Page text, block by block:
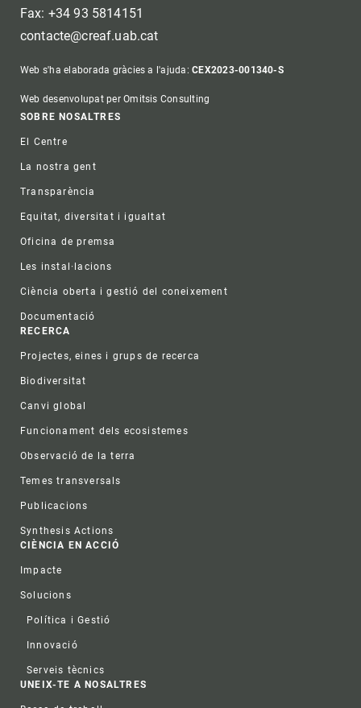
Fax: +34 93 5814151
contacte@creaf.uab.cat
Web s'ha elaborada gràcies a l'ajuda:CEX2023-001340-S
Web desenvolupat per Omitsis Consulting
Footer
SOBRE NOSALTRES
El Centre
La nostra gent
Transparència
Equitat, diversitat i igualtat
Oficina de premsa
Les instal·lacions
Ciència oberta i gestió del coneixement
Documentació
RECERCA
Projectes, eines i grups de recerca
Biodiversitat
Canvi global
Funcionament dels ecosistemes
Observació de la terra
Temes transversals
Publicacions
Synthesis Actions
CIÈNCIA EN ACCIÓ
Impacte
Solucions
Política i Gestió
Innovació
Serveis tècnics
UNEIX-TE A NOSALTRES